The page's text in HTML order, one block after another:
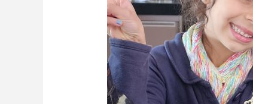
morango